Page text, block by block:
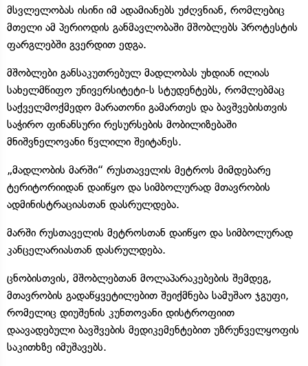
მსვლელობას ისინი იმ ადამიანებს უძღვნიან, რომლებიც
მთელი ამ პერიოდის განმავლობაში მშობლებს პროტესტის
ფარგლებში გვერდით ედგა.
მშობლები განსაკუთრებულ მადლობას უხდიან ილიას
სახელმწიფო უნივერსიტეტი-ს სტუდენტებს, რომლებმაც
საქველმოქმედო მარათონი გამართეს და ბავშვებისთვის
საჭირო ფინანსური რესურსების მობილიზებაში
მნიშვნელოვანი წვლილი შეიტანეს.
„მადლობის მარში“ რუსთაველის მეტროს მიმდებარე
ტერიტორიიდან დაიწყო და სიმბოლურად მთავრობის
ადმინისტრაციასთან დასრულდება.
მარში რუსთაველის მეტროსთან დაიწყო და სიმბოლურად
კანცელარიასთან დასრულდება.
ცნობისთვის, მშობლებთან მოლაპარაკებების შემდეგ,
მთავრობის გადაწყვეტილებით შეიქმნება სამუშაო ჯგუფი,
რომელიც დიუშენის კუნთოვანი დისტროფიით
დაავადებული ბავშვების მედიკემენტებით უზრუნველყოფის
საკითხზე იმუშავებს.